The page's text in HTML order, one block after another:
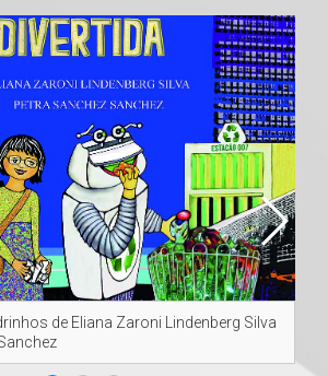
de Eliana Zaroni Lindenberg Silva